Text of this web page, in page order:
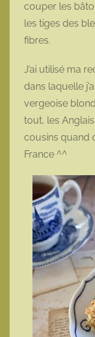
couper les
les tiges des
fibres.
J’ai utilisé ma
dans laquelle
vergeoise
tout, les
cousins quand
France ^^